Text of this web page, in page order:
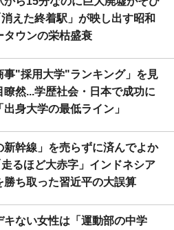
消えた終着駅」が映し出す昭和
タウンの栄枯盛衰
事"採用大学"ランキング」を見
瞭然...学歴社会・日本で成功に
出身大学の最低ライン」
新幹線」を売らずに済んでよか
走るほど大赤字」インドネシア
勝ち取った習近平の大誤算
キない女性は「運動部の中学